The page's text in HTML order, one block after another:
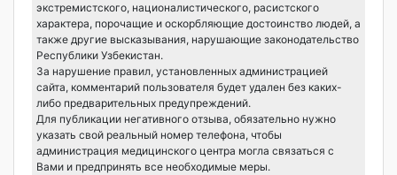
экстремистского, националистического, расистского
характера, порочащие и оскорбляющие достоинство людей, а
также другие высказывания, нарушающие законодательство
Республики Узбекистан.
За нарушение правил, установленных администрацией
сайта, комментарий пользователя будет удален без каких-
либо предварительных предупреждений.
Для публикации негативного отзыва, обязательно нужно
указать свой реальный номер телефона, чтобы
администрация медицинского центра могла связаться с
Вами и предпринять все необходимые меры.